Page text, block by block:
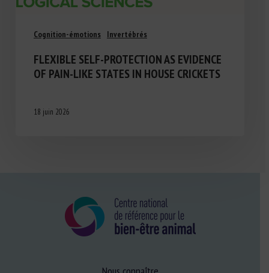
Cognition-émotions Invertébrés
FLEXIBLE SELF-PROTECTION AS EVIDENCE
OF PAIN-LIKE STATES IN HOUSE CRICKETS
18 juin 2026